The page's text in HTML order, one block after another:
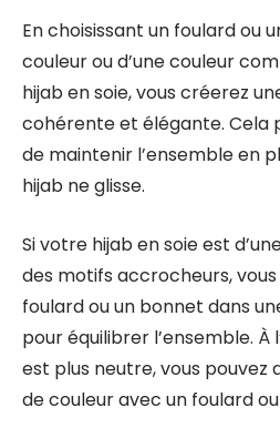
En choisissant un foulard ou
couleur ou d’une couleur
hijab en soie, vous créerez
cohérente et élégante.
de maintenir l’ensemble en
hijab ne glisse.
Si votre hijab en soie est
des motifs accrocheurs,
foulard ou un bonnet dans
pour équilibrer l’ensemble. À
est plus neutre, vous
de couleur avec un foulard